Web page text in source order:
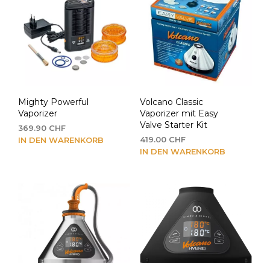
Mighty Powerful
Vaporizer
369.90 CHF
IN DEN WARENKORB
Volcano Classic
Vaporizer mit Easy
Valve Starter Kit
419.00 CHF
IN DEN WARENKORB